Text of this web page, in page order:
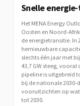
Snelle
Het MENA Energy
Oosten en Noord-
de energietransitie. In
hernieuwbare
slechts één jaar met
43,7 GW steeg,
pipeline is uitgebreid
bij de nationale
vooruitzichten op
tot 2030.